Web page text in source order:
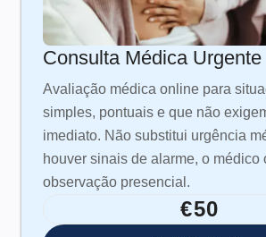
Consulta Médica Urgente
Avaliação médica online para
simples, pontuais e que não
imediato. Não substitui urgência
houver sinais de alarme, o médico
observação presencial.
€50